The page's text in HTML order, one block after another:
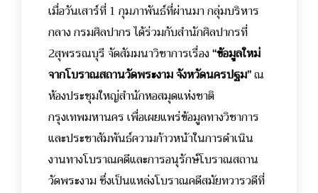
เมื่อวันเสาร์ที่ 1 กุมภาพันธ์ที่ผ่านมา กลุ่มบริหาร
กลาง กรมศิลปากร ได้ร่วมกับสำนักศิลปากรที่
2สุพรรณบุรี จัดสัมมนาวิชาการเรื่อง“ข้อมูลใหม่
จากโบราณสถานวัดพระงาม จังหวัดนครปฐม”ณ
ห้องประชุมใหญ่สำนักหอสมุดแห่งชาติ
กรุงเทพมหานคร เพื่อเผยแพร่ข้อมูลทางวิชาการ
และประชาสัมพันธ์ความก้าวหน้าในการดำเนิน
งานทางโบราณคดีและการอนุรักษ์โบราณสถาน
วัดพระงาม ซึ่งเป็นแหล่งโบราณคดีสมัยทวารวดีที่